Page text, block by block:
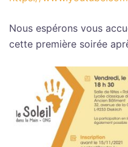
Nous espérons vous
cette première soirée